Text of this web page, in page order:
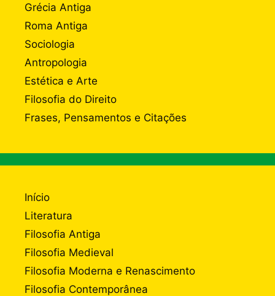
Grécia Antiga
Roma Antiga
Sociologia
Antropologia
Estética e Arte
Filosofia do Direito
Frases, Pensamentos e Citações
Início
Literatura
Filosofia Antiga
Filosofia Medieval
Filosofia Moderna e Renascimento
Filosofia Contemporânea